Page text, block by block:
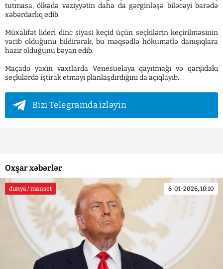
tutmasa, ölkədə vəziyyətin daha da gərginləşə biləcəyi barədə
xəbərdarlıq edib.
Müxalifət lideri dinc siyasi keçid üçün seçkilərin keçirilməsinin
vacib olduğunu bildirərək, bu məqsədlə hökumətlə danışıqlara
hazır olduğunu bəyan edib.
Maçado yaxın vaxtlarda Venesuelaya qayıtmağı və qarşıdakı
seçkilərdə iştirak etməyi planlaşdırdığını da açıqlayıb.
Bizi Telegramda izləyin
Oxşar xəbərlər
dunya / manset 6-01-2026, 10:10